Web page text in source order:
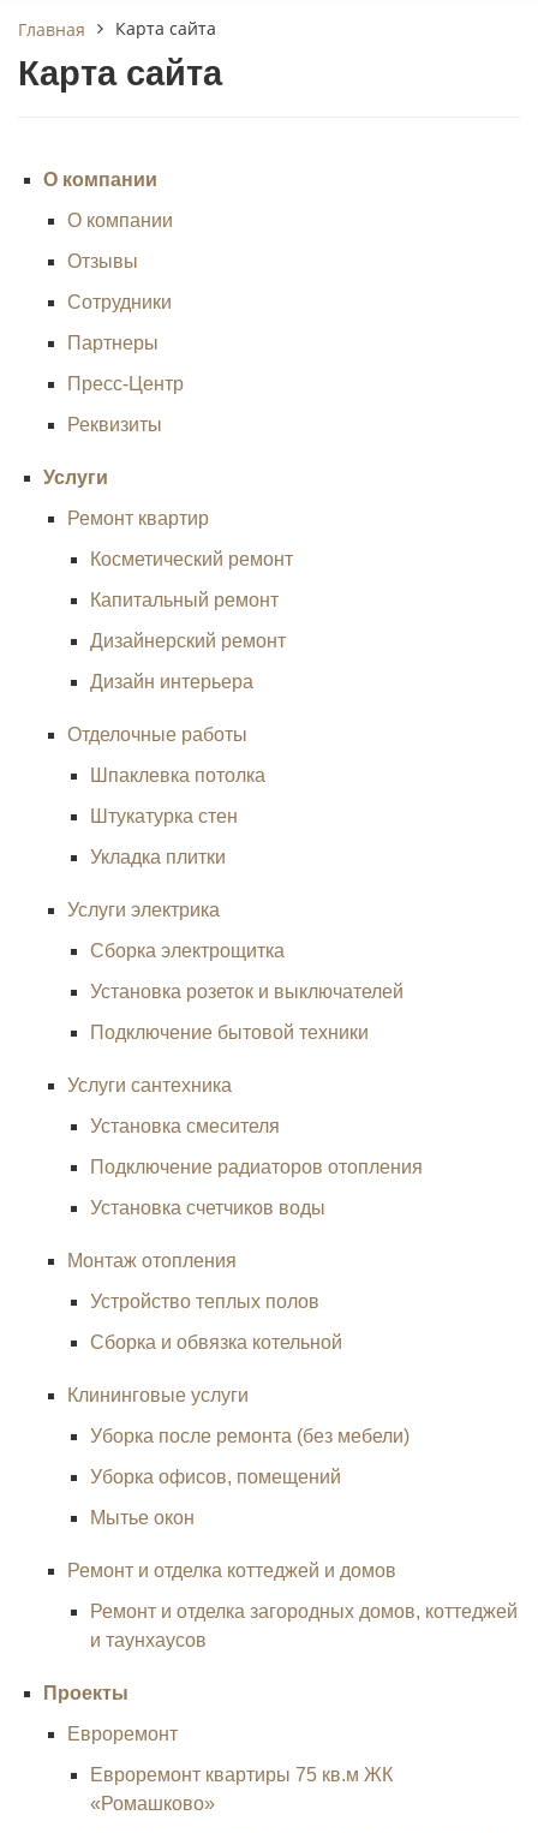
Главная Карта сайта
Карта сайта
О компании
О компании
Отзывы
Сотрудники
Партнеры
Пресс-Центр
Реквизиты
Услуги
Ремонт квартир
Косметический ремонт
Капитальный ремонт
Дизайнерский ремонт
Дизайн интерьера
Отделочные работы
Шпаклевка потолка
Штукатурка стен
Укладка плитки
Услуги электрика
Сборка электрощитка
Установка розеток и выключателей
Подключение бытовой техники
Услуги сантехника
Установка смесителя
Подключение радиаторов отопления
Установка счетчиков воды
Монтаж отопления
Устройство теплых полов
Сборка и обвязка котельной
Клининговые услуги
Уборка после ремонта (без мебели)
Уборка офисов, помещений
Мытье окон
Ремонт и отделка коттеджей и домов
Ремонт и отделка загородных домов, коттеджей
и таунхаусов
Проекты
Евроремонт
Евроремонт квартиры 75 кв.м ЖК
«Ромашково»